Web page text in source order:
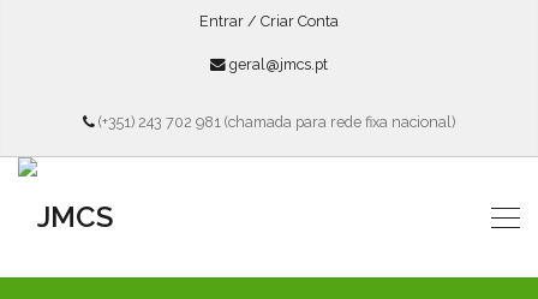
Entrar / Criar Conta
geral@jmcs.pt
(+351) 243 702 981 (chamada para rede fixa nacional)